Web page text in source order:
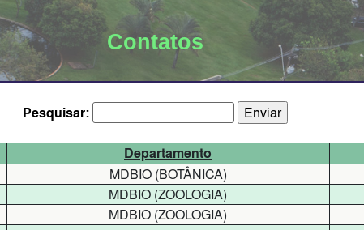
Contatos
Pesquisar:
Departamento
MDBIO (BOTÂNICA)
MDBIO (ZOOLOGIA)
MDBIO (ZOOLOGIA)